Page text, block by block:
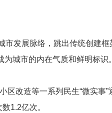
发展脉络，跳出传统创建框
为城市的内在气质和鲜明标识。
区改造等一系列民生“微实事
数1.2亿次。